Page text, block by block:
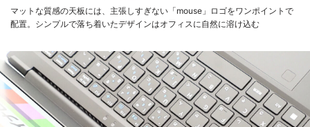
マットな質感の天板には、主張しすぎない「mouse」ロゴをワンポイントで
配置。シンプルで落ち着いたデザインはオフィスに自然に溶け込む